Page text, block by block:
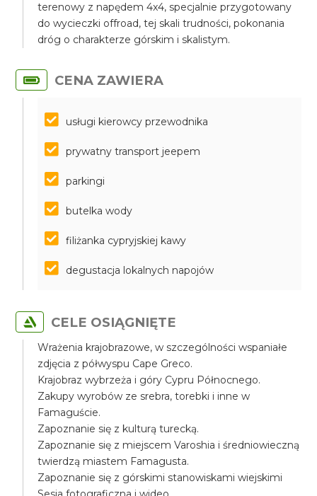
terenowy z napędem 4x4, specjalnie przygotowany
do wycieczki offroad, tej skali trudności, pokonania
dróg o charakterze górskim i skalistym.
CENA ZAWIERA
usługi kierowcy przewodnika
prywatny transport jeepem
parkingi
butelka wody
filiżanka cypryjskiej kawy
degustacja lokalnych napojów
CELE OSIĄGNIĘTE
Wrażenia krajobrazowe, w szczególności wspaniałe
zdjęcia z półwyspu Cape Greco.
Krajobraz wybrzeża i góry Cypru Północnego.
Zakupy wyrobów ze srebra, torebki i inne w
Famaguście.
Zapoznanie się z kulturą turecką.
Zapoznanie się z miejscem Varoshia i średniowieczną
twierdzą miastem Famagusta.
Zapoznanie się z górskimi stanowiskami wiejskimi